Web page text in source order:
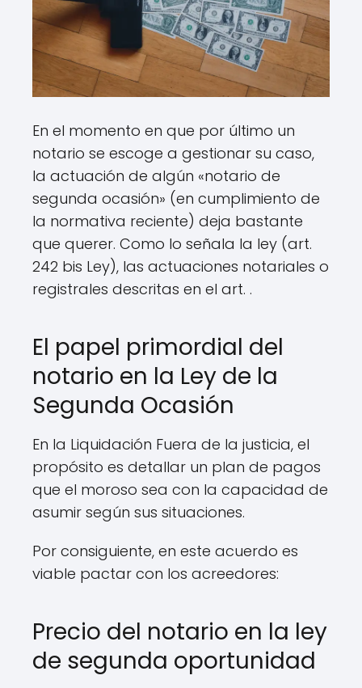
En el momento en que por último un
notario se escoge a gestionar su caso,
la actuación de algún «notario de
segunda ocasión» (en cumplimiento de
la normativa reciente) deja bastante
que querer. Como lo señala la ley (art.
242 bis Ley), las actuaciones notariales o
registrales descritas en el art. .
El papel primordial del
notario en la Ley de la
Segunda Ocasión
En la Liquidación Fuera de la justicia, el
propósito es detallar un plan de pagos
que el moroso sea con la capacidad de
asumir según sus situaciones.
Por consiguiente, en este acuerdo es
viable pactar con los acreedores:
Precio del notario en la ley
de segunda oportunidad